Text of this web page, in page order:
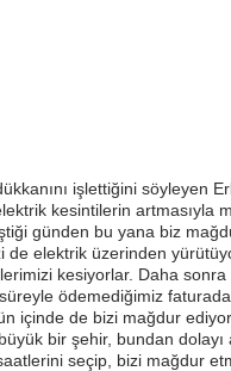
işlettiğini söyleyen
kesintilerin artmasıyla
günden bu yana biz
de elektrik üzerinden
kesiyorlar. Daha sonra
ödemediğimiz
içinde de bizi mağdur
bir şehir, bundan dolayı
seçip, bizi mağdur